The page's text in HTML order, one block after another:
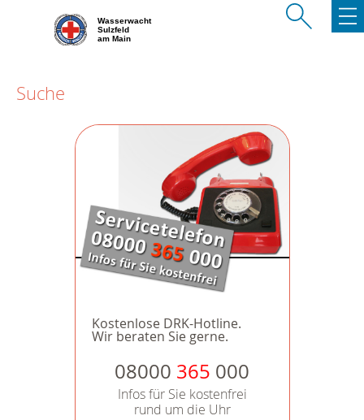
Wasserwacht
Sulzfeld
am Main
Suche
Kostenlose DRK-Hotline.
Wir beraten Sie gerne.
08000 365 000
Infos für Sie kostenfrei
rund um die Uhr